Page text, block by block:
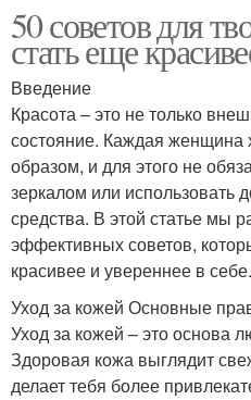
50 советов для
стать еще
Введение
Красота – это не только
состояние. Каждая женщина
образом, и для этого не
зеркалом или использовать
средства. В этой статье мы
эффективных советов,
красивее и увереннее в себе.
Уход за кожей Основные
Уход за кожей – это основа
Здоровая кожа выглядит
делает тебя более